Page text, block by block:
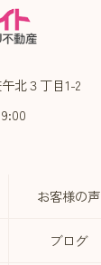
北３丁目1-2
お客様の声
ブログ